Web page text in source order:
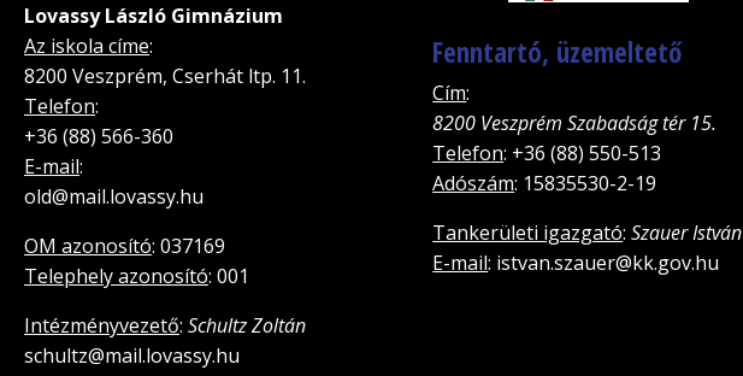
Lovassy László Gimnázium
Az iskola címe:
8200 Veszprém, Cserhát ltp. 11.
Telefon:
+36 (88) 566-360
E-mail:
old@mail.lovassy.hu
OM azonosító: 037169
Telephely azonosító: 001
Intézményvezető: Schultz Zoltán
schultz@mail.lovassy.hu
Fenntartó, üzemeltető
Cím:
8200 Veszprém Szabadság tér 15.
Telefon: +36 (88) 550-513
Adószám: 15835530-2-19
Tankerületi igazgató:Szauer István
E-mail: istvan.szauer@kk.gov.hu